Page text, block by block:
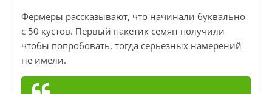
Фермеры рассказывают, что начинали буквально
с 50 кустов. Первый пакетик семян получили
чтобы попробовать, тогда серьезных намерений
не имели.